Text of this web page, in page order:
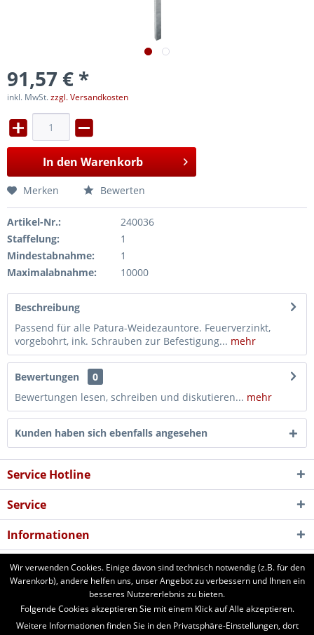
91,57 € *
inkl. MwSt.zzgl. Versandkosten
In den Warenkorb
Merken Bewerten
Artikel-Nr.:
240036
Staffelung:
1
Mindestabnahme:
1
Maximalabnahme:
10000
Beschreibung
Passend für alle Patura-Weidezauntore. Feuerverzinkt,
vorgebohrt, ink. Schrauben zur Befestigung... mehr
Bewertungen
0
Bewertungen lesen, schreiben und diskutieren... mehr
Kunden haben sich ebenfalls angesehen
Service Hotline
Service
Informationen
Newsletter
aforst.com - Ihr Fachhändler für Patura Weide- und Stalltechnik,
Weidezäune, Euronetze, electra Weidezaungeräte. 24 Stunden online
Wir verwenden Cookies. Einige davon sind technisch notwendig (z.B. für den
Warenkorb), andere helfen uns, unser Angebot zu verbessern und Ihnen ein
besseres Nutzererlebnis zu bieten.
Folgende Cookies akzeptieren Sie mit einem Klick auf Alle akzeptieren.
Weitere Informationen finden Sie in den Privatsphäre-Einstellungen, dort